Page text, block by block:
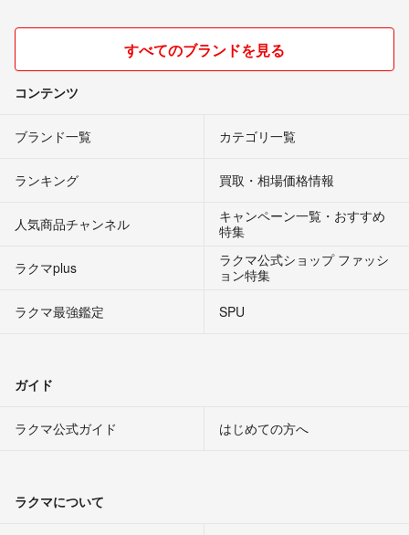
すべてのブランドを見る
コンテンツ
ブランド一覧 カテゴリ一覧
ランキング 買取・相場価格情報
人気商品チャンネル
キャンペーン一覧・おすすめ
特集
ラクマplus
ラクマ公式ショップ ファッシ
ョン特集
ラクマ最強鑑定
SPU
ガイド
ラクマ公式ガイド はじめての方へ
ラクマについて